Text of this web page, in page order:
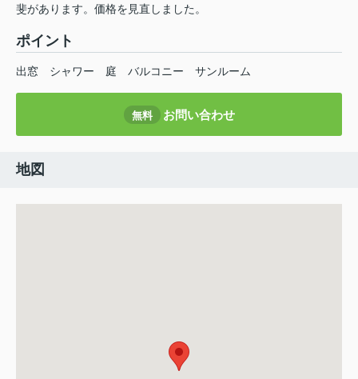
斐があります。価格を見直しました。
ポイント
出窓 シャワー 庭 バルコニー サンルーム
無料 お問い合わせ
地図